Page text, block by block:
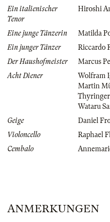
Ein italienischer
Tenor
Hiroshi
Eine junge Tänzerin
Matilda
Ein junger Tänzer
Riccardo
Der Haushofmeister
Marcus
Acht Diener
Wolfram
Martin
Thyringer
Wataru
Geige
Daniel
Violoncello
Raphael
Cembalo
ANMERKUNGEN